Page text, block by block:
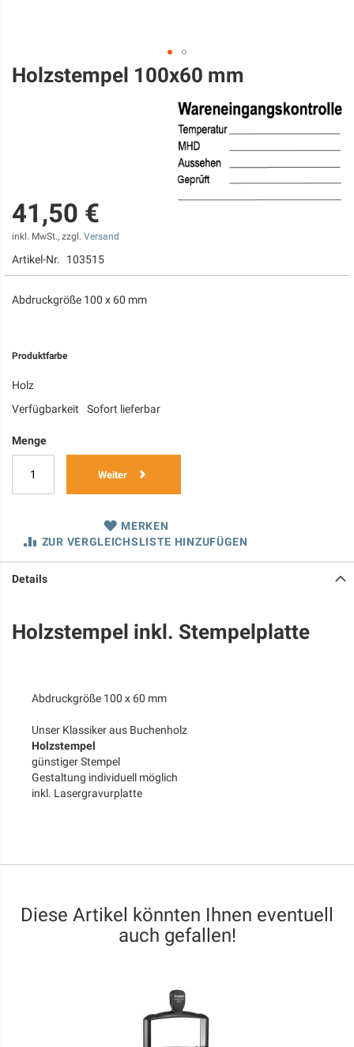
Zum
Anfang
Holzstempel 100x60 mm
41,50 €
inkl. MwSt., zzgl. Versand
Artikel-Nr. 103515
Abdruckgröße 100 x 60 mm
Produktfarbe
Holz
Verfügbarkeit
Sofort lieferbar
Menge
Weiter
MERKEN
ZUR VERGLEICHSLISTE HINZUFÜGEN
Details
Holzstempel inkl. Stempelplatte
Abdruckgröße 100 x 60 mm
Unser Klassiker aus Buchenholz
Holzstempel
günstiger Stempel
Gestaltung individuell möglich
inkl. Lasergravurplatte
Diese Artikel könnten Ihnen eventuell
auch gefallen!